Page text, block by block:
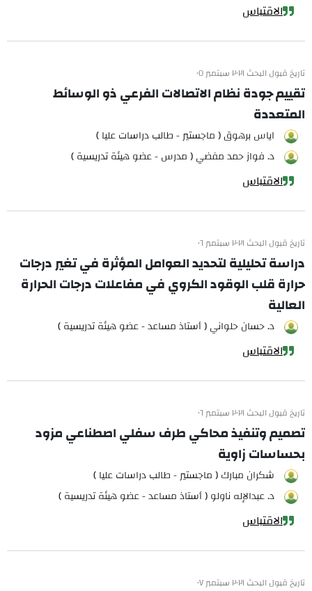
الاقتباس
تاريخ قبول البحث ٢٠٢١ سبتمبر ٠٥
تقييم جودة نظام الاتصالات الفرعي ذو الوسائط
المتعددة
اياس برهوق ( ماجستير - طالب دراسات عليا )
د. فواز حمد مفضي ( مدرس - عضو هيئة تدريسية )
الاقتباس
تاريخ قبول البحث ٢٠٢١ سبتمبر ٠٦
دراسة تحليلية لتحديد العوامل المؤثرة في تغير درجات
حرارة قلب الوقود الكروي في مفاعلات درجات الحرارة
العالية
د. حسان حلواني ( أستاذ مساعد - عضو هيئة تدريسية )
الاقتباس
تاريخ قبول البحث ٢٠٢١ سبتمبر ٠٦
تصميم وتنفيذ محاكي طرف سفلي اصطناعي مزود
بحساسات زاوية
شكران مبارك ( ماجستير - طالب دراسات عليا )
د. عبدالإله ناولو ( أستاذ مساعد - عضو هيئة تدريسية )
الاقتباس
تاريخ قبول البحث ٢٠٢١ سبتمبر ٠٧